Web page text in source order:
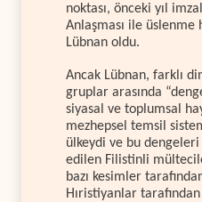
noktası, önceki yıl
Anlaşması ile üslenme
Lübnan oldu.
Ancak Lübnan, farklı
gruplar arasında
siyasal ve toplumsal
mezhepsel temsil
ülkeydi ve bu dengeleri
edilen Filistinli
bazı kesimler
Hıristiyanlar